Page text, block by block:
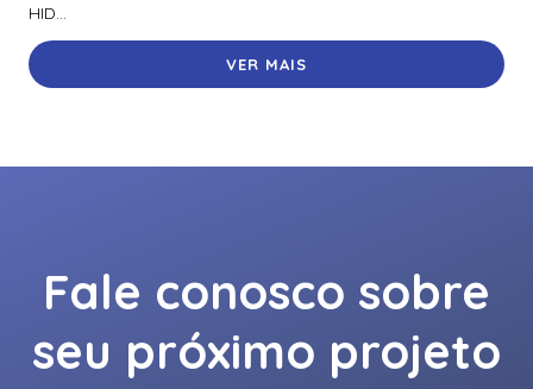
HID...
VER MAIS
Fale conosco sobre
seu próximo projeto